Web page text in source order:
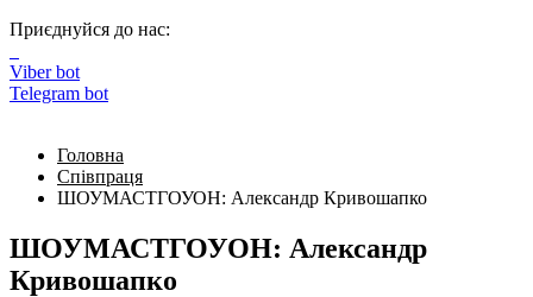
Приєднуйся до нас:
Viber bot
Telegram bot
Головна
Співпраця
ШОУМАСТГОУОН: Александр Кривошапко
ШОУМАСТГОУОН: Александр
Кривошапко